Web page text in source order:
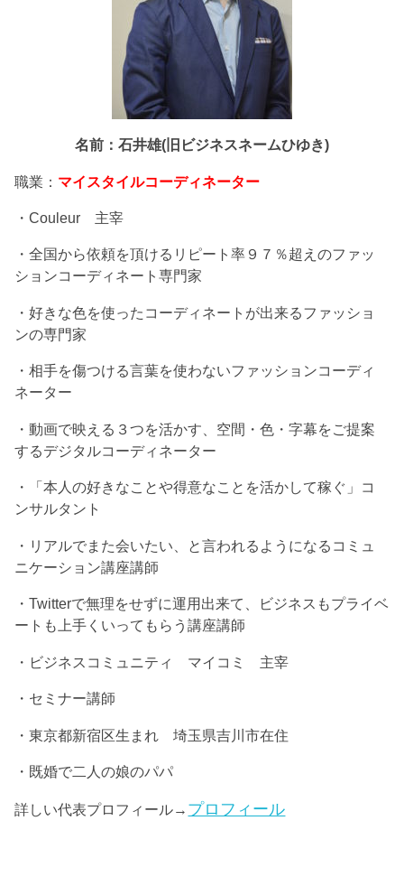
名前：石井雄(旧ビジネスネームひゆき)
職業： マイスタイルコーディネーター
・Couleur 主宰
・全国から依頼を頂けるリピート率９７％超えのファッ
ションコーディネート専門家
・好きな色を使ったコーディネートが出来るファッショ
ンの専門家
・相手を傷つける言葉を使わないファッションコーディ
ネーター
・動画で映える３つを活かす、空間・色・字幕をご提案
するデジタルコーディネーター
・「本人の好きなことや得意なことを活かして稼ぐ」コ
ンサルタント
・リアルでまた会いたい、と言われるようになるコミュ
ニケーション講座講師
・Twitterで無理をせずに運用出来て、ビジネスもプライベ
ートも上手くいってもらう講座講師
・ビジネスコミュニティ マイコミ 主宰
・セミナー講師
・東京都新宿区生まれ 埼玉県吉川市在住
・既婚で二人の娘のパパ
詳しい代表プロフィール→ プロフィール